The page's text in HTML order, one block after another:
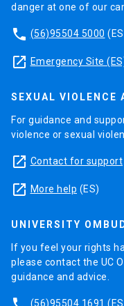
danger at one of our
phone (56)95504 5000
launch Emergency Site
SEXUAL VIOLENCE
For guidance and
violence or sexual
launch Contact for support
launch More help (ES)
UNIVERSITY
If you feel your rights
please contact the UC
guidance and advice.
(56)95504 1691